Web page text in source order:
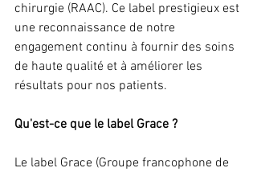
chirurgie (RAAC). Ce label prestigieux est
une reconnaissance de notre
engagement continu à fournir des soins
de haute qualité et à améliorer les
résultats pour nos patients.
Qu'est-ce que le label Grace ?
Le label Grace (Groupe francophone de